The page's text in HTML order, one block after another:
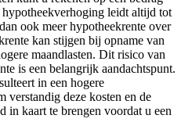
leidt altijd tot
ook meer hypotheekrente over
kan stijgen bij opname van
maandlasten. Dit risico van
is een belangrijk aandachtspunt.
in een hogere
verstandig deze kosten en de
in kaart te brengen voordat u een